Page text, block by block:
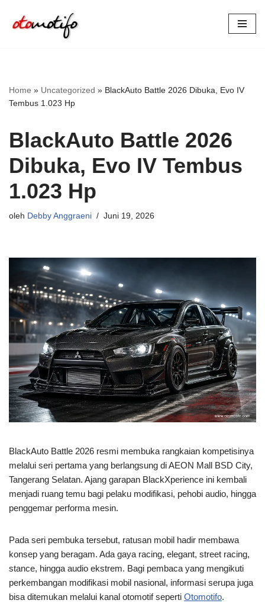
Lompat
Home » Uncategorized » BlackAuto Battle 2026 Dibuka, Evo IV
Tembus 1.023 Hp
BlackAuto Battle 2026
Dibuka, Evo IV Tembus
1.023 Hp
oleh Debby Anggraeni Juni 19, 2026
BlackAuto Battle 2026 resmi membuka rangkaian kompetisinya
melalui seri pertama yang berlangsung di AEON Mall BSD City,
Tangerang Selatan. Ajang garapan BlackXperience ini kembali
menjadi ruang temu bagi pelaku modifikasi, pehobi audio, hingga
penggemar performa mesin.
Pada seri pembuka tersebut, ratusan mobil hadir membawa
konsep yang beragam. Ada gaya racing, elegant, street racing,
stance, hingga audio ekstrem. Bagi pembaca yang mengikuti
perkembangan modifikasi mobil nasional, informasi serupa juga
bisa ditemukan melalui kanal otomotif seperti Otomotifo.